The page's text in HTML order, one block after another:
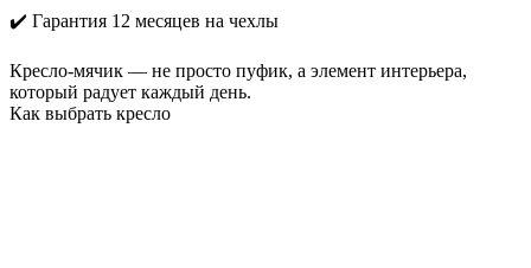
✔️ Гарантия 12 месяцев на чехлы
Кресло-мячик — не просто пуфик, а элемент интерьера,
который радует каждый день.
Как выбрать кресло